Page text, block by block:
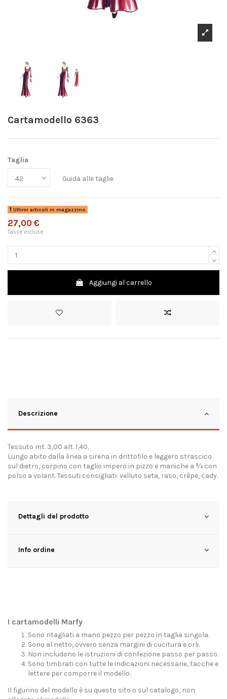
Cartamodello 6363
Taglia
Guida alle taglie
Ultimi articoli in magazzino
27,00 €
Tasse incluse
Aggiungi al carrello
Descrizione
Tessuto mt. 3,00 alt. 1,40.
Lungo abito dalla linea a sirena in drittofilo e leggero strascico
sul dietro, corpino con taglio impero in pizzo e maniche a ¾ con
polso a volant. Tessuti consigliati: velluto seta, raso, crêpe, cady.
Dettagli del prodotto
Info ordine
I cartamodelli Marfy
Sono ritagliati a mano pezzo per pezzo in taglia singola.
Sono al netto, ovvero senza margini di cucitura e orli.
Non includono le istruzioni di confezione passo per passo.
Sono timbrati con tutte le indicazioni necessarie, tacche e
lettere per comporre il modello.
Il figurino del modello è su questo sito o sul catalogo, non